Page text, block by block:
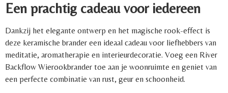
Een prachtig cadeau voor iedereen
Dankzij het elegante ontwerp en het magische rook-effect is
deze keramische brander een ideaal cadeau voor liefhebbers van
meditatie, aromatherapie en interieurdecoratie. Voeg een River
Backflow Wierookbrander toe aan je woonruimte en geniet van
een perfecte combinatie van rust, geur en schoonheid.